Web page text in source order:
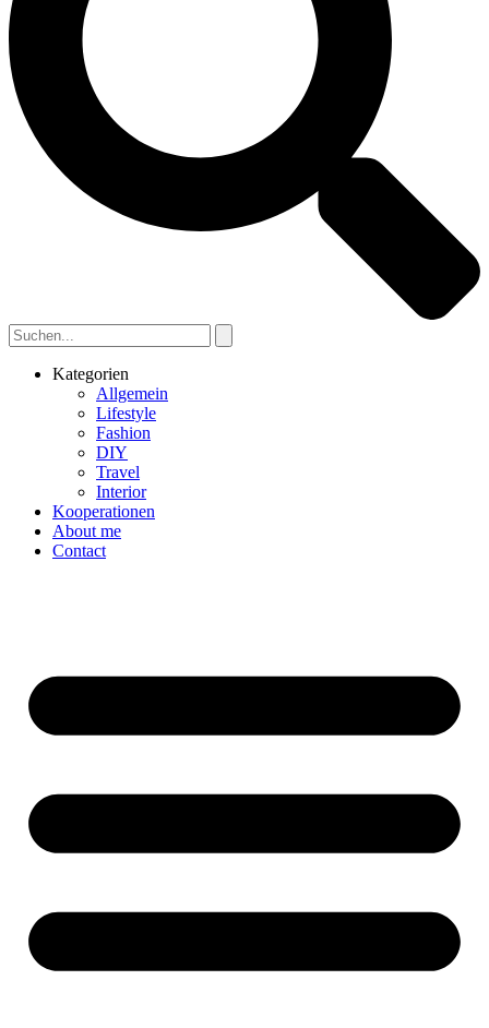
Kategorien
Allgemein
Lifestyle
Fashion
DIY
Travel
Interior
Kooperationen
About me
Contact